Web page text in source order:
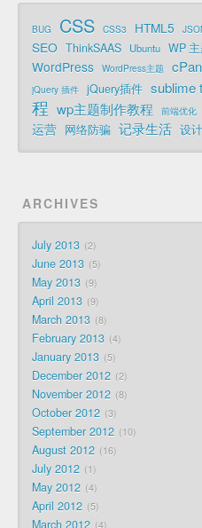
BUG CSS CSS3 HTML5
SEO ThinkSAAS Ubuntu WP
WordPress WordPress主题
jQuery 插件 jQuery插件 sublime
程 wp主题制作教程 前端优化
运营 网络防骗 记录生活 设计
ARCHIVES
July 2013 2
June 2013 5
May 2013 9
April 2013 9
March 2013 8
February 2013 4
January 2013 5
December 2012 2
November 2012 8
October 2012 3
September 2012 10
August 2012 16
July 2012 1
May 2012 4
April 2012 5
March 2012 4